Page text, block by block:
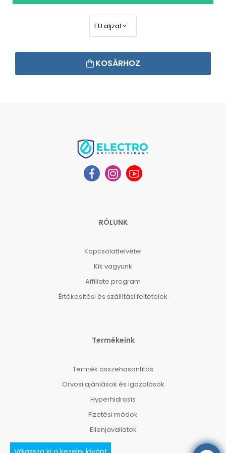
KOSÁRHOZ
RÓLUNK
Kapcsolatfelvétel
Kik vagyunk
Affiliate program
Értékesítési és szállítási feltételek
Termékeink
Termék összehasonlítás
Orvosi ajánlások és igazolások
Hyperhidrosis
Fizetési módok
Ellenjavallatok